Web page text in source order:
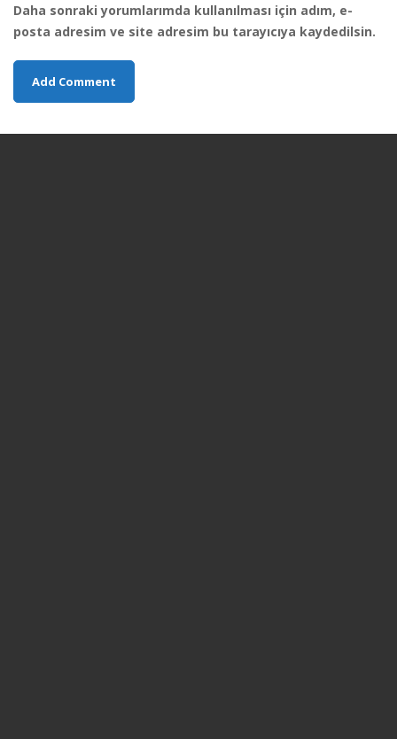
Daha sonraki yorumlarımda kullanılması için adım, e-
posta adresim ve site adresim bu tarayıcıya kaydedilsin.